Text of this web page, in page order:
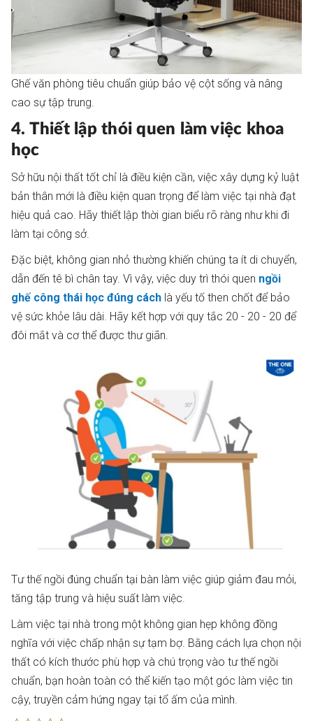
Ghế văn phòng tiêu chuẩn giúp bảo vệ cột sống và nâng
cao sự tập trung.
4. Thiết lập thói quen làm việc khoa
học
Sở hữu nội thất tốt chỉ là điều kiện cần, việc xây dựng kỷ luật
bản thân mới là điều kiện quan trọng để làm việc tại nhà đạt
hiệu quả cao. Hãy thiết lập thời gian biểu rõ ràng như khi đi
làm tại công sở.
Đặc biệt, không gian nhỏ thường khiến chúng ta ít di chuyển,
dẫn đến tê bì chân tay. Vì vậy, việc duy trì thói quen ngồi
ghế công thái học đúng cách là yếu tố then chốt để bảo
vệ sức khỏe lâu dài. Hãy kết hợp với quy tắc 20 - 20 - 20 để
đôi mắt và cơ thể được thư giãn.
Tư thế ngồi đúng chuẩn tại bàn làm việc giúp giảm đau mỏi,
tăng tập trung và hiệu suất làm việc.
Làm việc tại nhà trong một không gian hẹp không đồng
nghĩa với việc chấp nhận sự tạm bợ. Bằng cách lựa chọn nội
thất có kích thước phù hợp và chú trọng vào tư thế ngồi
chuẩn, bạn hoàn toàn có thể kiến tạo một góc làm việc tin
cậy, truyền cảm hứng ngay tại tổ ấm của mình.